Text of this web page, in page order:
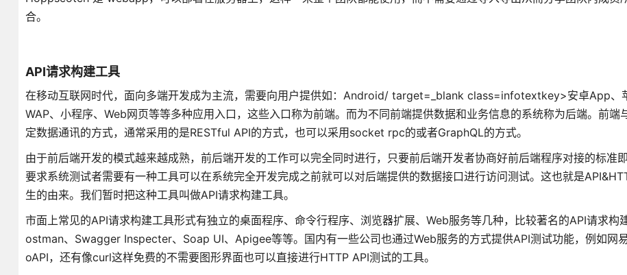
合。
API请求构建工具
在移动互联网时代，面向多端开发成为主流，需要向用户提供如：Android/ target=_blank class=infotextkey>安卓App、
WAP、小程序、Web网页等等多种应用入口，这些入口称为前端。而为不同前端提供数据和业务信息的系统称为后端。前端
定数据通讯的方式，通常采用的是RESTful API的方式，也可以采用socket rpc的或者GraphQL的方式。
由于前后端开发的模式越来越成熟，前后端开发的工作可以完全同时进行，只要前后端开发者协商好前后端程序对接的标准
要求系统测试者需要有一种工具可以在系统完全开发完成之前就可以对后端提供的数据接口进行访问测试。这也就是
生的由来。我们暂时把这种工具叫做API请求构建工具。
市面上常见的API请求构建工具形式有独立的桌面程序、命令行程序、浏览器扩展、Web服务等几种，比较著名的API请求构
ostman、Swagger Inspecter、Soap UI、Apigee等等。国内有一些公司也通过Web服务的方式提供API测试功能，例如网
oAPI，还有像curl这样免费的不需要图形界面也可以直接进行HTTP API测试的工具。